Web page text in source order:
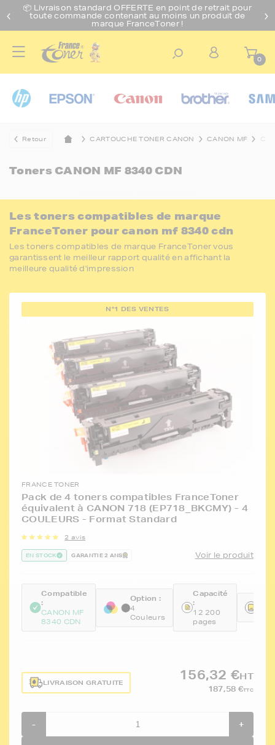
📦 Livraison standard OFFERTE en point de retrait pour
toute commande contenant au moins un produit de
marque FranceToner !
0
Retour CARTOUCHE TONER CANON CANON MF
Toners CANON MF 8340 CDN
Les toners compatibles de marque
FranceToner pour canon mf 8340 cdn
Les toners compatibles de marque FranceToner vous
garantissent le meilleur rapport qualité en affichant la
meilleure qualité d'impression
N°1 DES VENTES
FRANCE TONER
Pack de 4 toners compatibles FranceToner
équivalent à CANON 718 (EP718_BKCMY) - 4
COULEURS - Format Standard
2 avis
EN STOCK GARANTIE 2 ANS Voir le produit
Compatible
:
CANON MF
8340 CDN
Option :
4
Couleurs
Capacité
:
12 200
pages
LIVRAISON GRATUITE
156,32 €HT
187,58 €TTC
- +